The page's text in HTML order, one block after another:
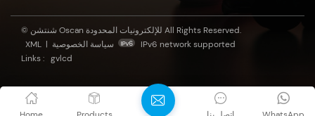
© شنتشن Oscan للإلكترونيات المحدودة All Rights Reserved.
XML | سياسة الخصوصية
IPv6 network supported
Links : gvlcd